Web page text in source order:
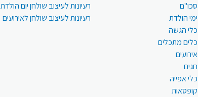
סכו"ם
ימי הולדת
כלי הגשה
כלים מתכלים
אירועים
חגים
כלי אפייה
קופסאות
רעיונות לעיצוב שולחן יום הולדת
רעיונות לעיצוב שולחן לאירועים